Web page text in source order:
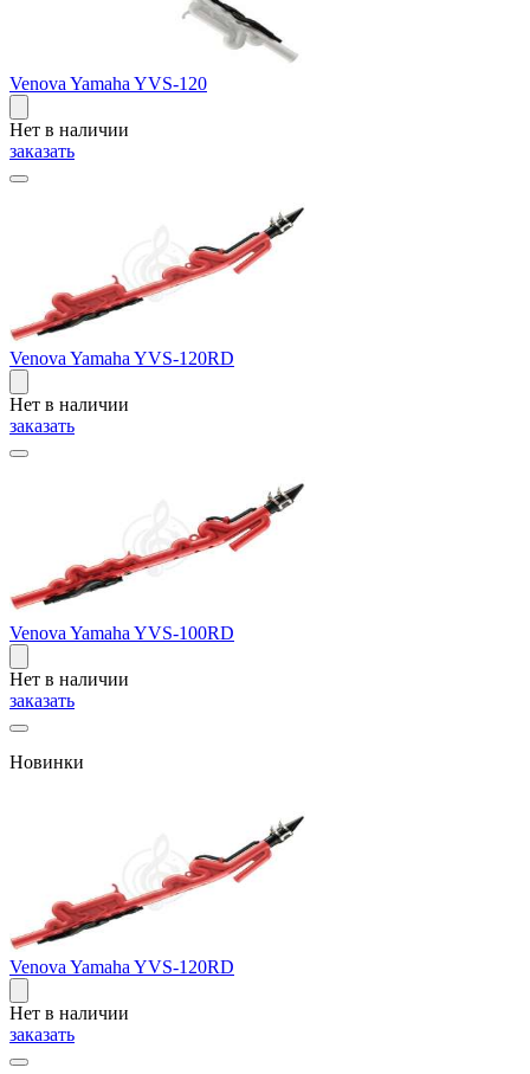
Venova Yamaha YVS-120
Нет в наличии
заказать
Venova Yamaha YVS-120RD
Нет в наличии
заказать
Venova Yamaha YVS-100RD
Нет в наличии
заказать
Новинки
Venova Yamaha YVS-120RD
Нет в наличии
заказать